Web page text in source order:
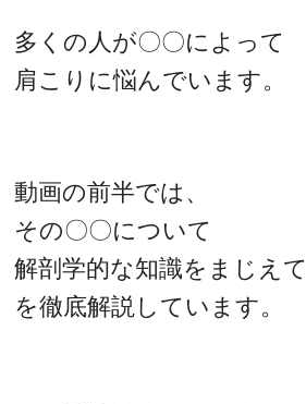
多くの人が〇〇によって
肩こりに悩んでいます。
動画の前半では、
その〇〇について
解剖学的な知識をまじえて
を徹底解説しています。